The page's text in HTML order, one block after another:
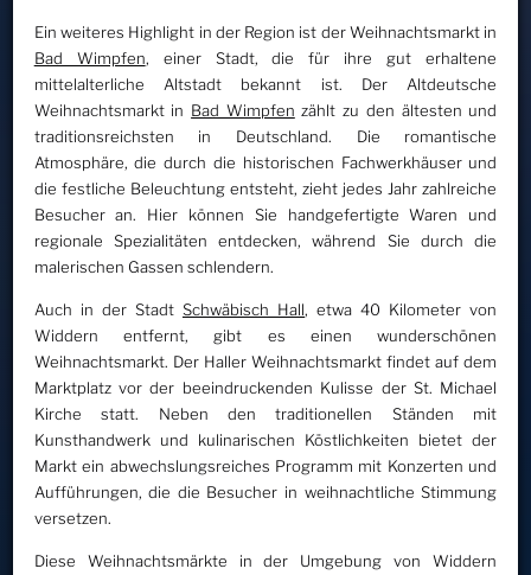
Ein weiteres Highlight in der Region ist der Weihnachtsmarkt in
Bad Wimpfen, einer Stadt, die für ihre gut erhaltene
mittelalterliche Altstadt bekannt ist. Der Altdeutsche
Weihnachtsmarkt in Bad Wimpfen zählt zu den ältesten und
traditionsreichsten in Deutschland. Die romantische
Atmosphäre, die durch die historischen Fachwerkhäuser und
die festliche Beleuchtung entsteht, zieht jedes Jahr zahlreiche
Besucher an. Hier können Sie handgefertigte Waren und
regionale Spezialitäten entdecken, während Sie durch die
malerischen Gassen schlendern.
Auch in der Stadt Schwäbisch Hall, etwa 40 Kilometer von
Widdern entfernt, gibt es einen wunderschönen
Weihnachtsmarkt. Der Haller Weihnachtsmarkt findet auf dem
Marktplatz vor der beeindruckenden Kulisse der St. Michael
Kirche statt. Neben den traditionellen Ständen mit
Kunsthandwerk und kulinarischen Köstlichkeiten bietet der
Markt ein abwechslungsreiches Programm mit Konzerten und
Aufführungen, die die Besucher in weihnachtliche Stimmung
versetzen.
Diese Weihnachtsmärkte in der Umgebung von Widdern